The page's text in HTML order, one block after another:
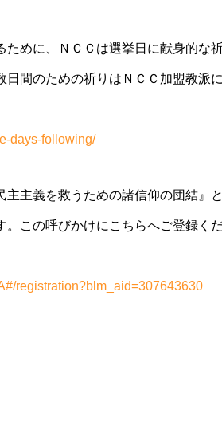
ために、ＮＣＣは選挙日に献身的な
日間のための祈りはＮＣＣ加盟教派
days-fol lowing/
主主義を救うための諸信仰の団結』
。この呼びかけにこちらへご登録く
registration?blm_aid=307643630